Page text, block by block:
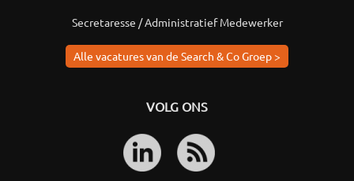
Secretaresse / Administratief Medewerker
Alle vacatures van de Search & Co Groep >
VOLG ONS